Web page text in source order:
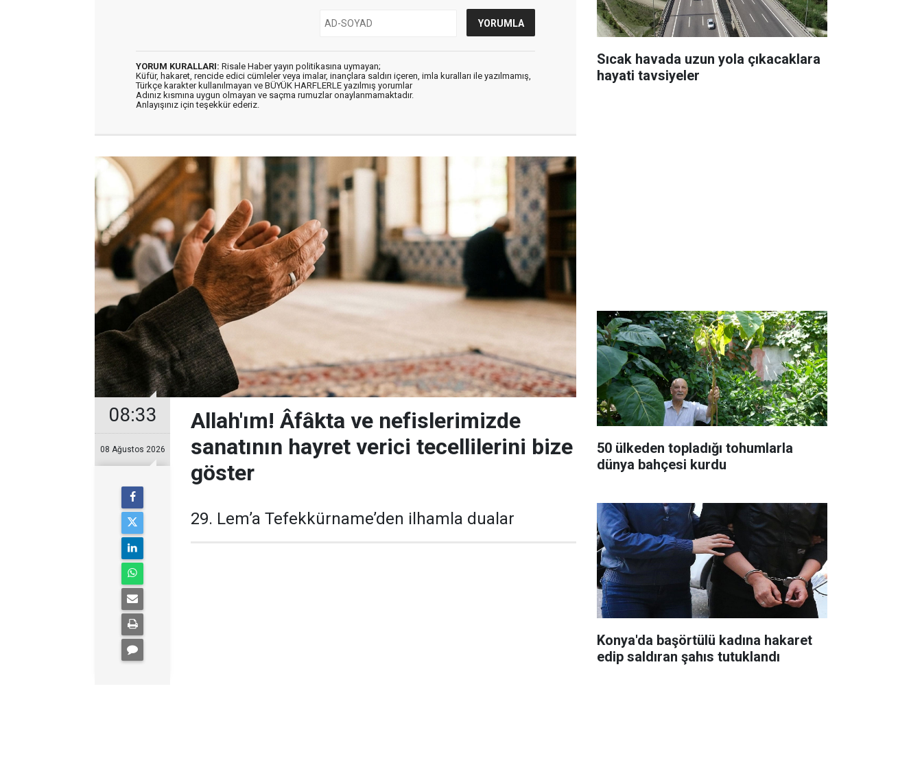
YORUM KURALLARI: Risale Haber yayın politikasına uymayan;
Küfür, hakaret, rencide edici cümleler veya imalar, inançlara saldırı içeren, imla kuralları ile yazılmamış,
Türkçe karakter kullanılmayan ve BÜYÜK HARFLERLE yazılmış yorumlar
Adınız kısmına uygun olmayan ve saçma rumuzlar onaylanmamaktadır.
Anlayışınız için teşekkür ederiz.
08:33
08 Ağustos 2026
Allah'ım! Âfâkta ve nefislerimizde
sanatının hayret verici tecellilerini bize
göster
29. Lem’a Tefekkürname’den ilhamla dualar
Sıcak havada uzun yola çıkacaklara
hayati tavsiyeler
50 ülkeden topladığı tohumlarla
dünya bahçesi kurdu
Konya'da başörtülü kadına hakaret
edip saldıran şahıs tutuklandı